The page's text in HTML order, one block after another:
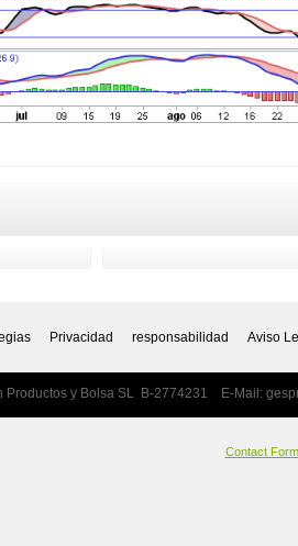
Privacidad responsabilidad Aviso
y Bolsa SL B-2774231 E-Mail:
Contact Form